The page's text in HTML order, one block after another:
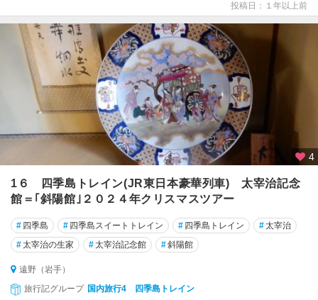
投稿日：１年以上前
4
1６ 四季島トレイン(JR東日本豪華列車) 太宰治記念
館＝｢斜陽館｣２０２４年クリスマスツアー
# 四季島 # 四季島スイートトレイン # 四季島トレイン #太宰治
#太宰治の生家 #太宰治記念館 #斜陽館
遠野（岩手）
旅行記グループ 国内旅行4 四季島トレイン